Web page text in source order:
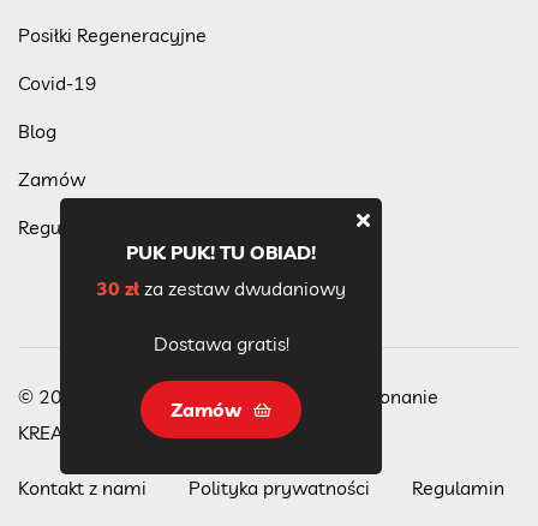
Posiłki Regeneracyjne
Covid-19
Blog
Zamów
Regulamin programu lojalnościowego
© 2023 Wszelkie Prawa Zastrzeżone, wykonanie
KREACJA
Kontakt z nami Polityka prywatności Regulamin
PUK PUK! TU OBIAD!
30 zł za zestaw dwudaniowy
Dostawa gratis!
Zamów